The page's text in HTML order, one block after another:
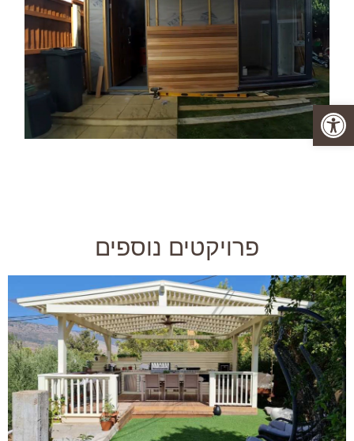
פתח סרגל נגישות
פרויקטים נוספים